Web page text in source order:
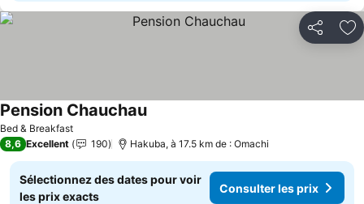
Partager
Bed & Breakfast
Pension Chauchau
8,6 Excellent 190 Hakuba, à 17.5 km de : Omachi
Sélectionnez des dates pour voir
les prix exacts
Consulter les prix